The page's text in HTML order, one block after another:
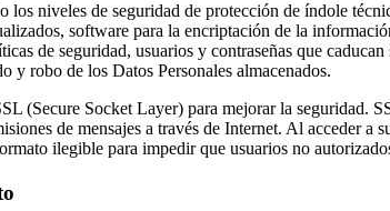
los niveles de seguridad de protección de índole
software para la encriptación de la
de seguridad, usuarios y contraseñas que
y robo de los Datos Personales almacenados.
(Secure Socket Layer) para mejorar la seguridad.
de mensajes a través de Internet. Al acceder a
ilegible para impedir que usuarios no